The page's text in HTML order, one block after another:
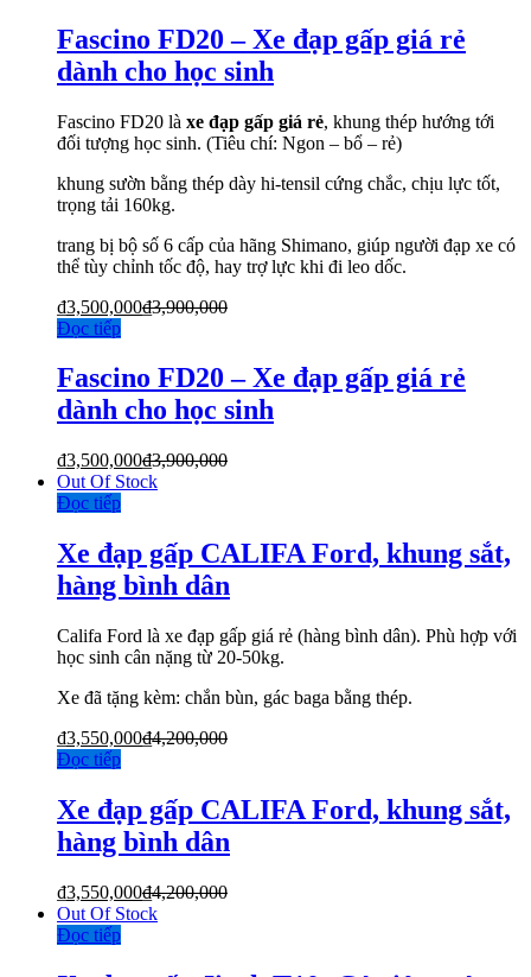
Fascino FD20 – Xe đạp gấp giá rẻ
dành cho học sinh
Fascino FD20 là xe đạp gấp giá rẻ, khung thép hướng tới
đối tượng học sinh. (Tiêu chí: Ngon – bổ – rẻ)
khung sườn bằng thép dày hi-tensil cứng chắc, chịu lực tốt,
trọng tải 160kg.
trang bị bộ số 6 cấp của hãng Shimano, giúp người đạp xe có
thể tùy chỉnh tốc độ, hay trợ lực khi đi leo dốc.
₫3,500,000₫3,900,000
Đọc tiếp
Fascino FD20 – Xe đạp gấp giá rẻ
dành cho học sinh
₫3,500,000₫3,900,000
Out Of Stock
Đọc tiếp
Xe đạp gấp CALIFA Ford, khung sắt,
hàng bình dân
Califa Ford là xe đạp gấp giá rẻ (hàng bình dân). Phù hợp với
học sinh cân nặng từ 20-50kg.
Xe đã tặng kèm: chắn bùn, gác baga bằng thép.
₫3,550,000₫4,200,000
Đọc tiếp
Xe đạp gấp CALIFA Ford, khung sắt,
hàng bình dân
₫3,550,000₫4,200,000
Out Of Stock
Đọc tiếp